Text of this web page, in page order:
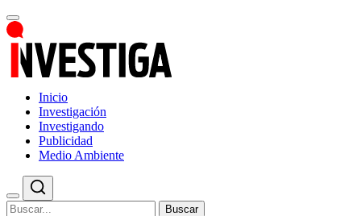
Inicio
Investigación
Investigando
Publicidad
Medio Ambiente
Buscar